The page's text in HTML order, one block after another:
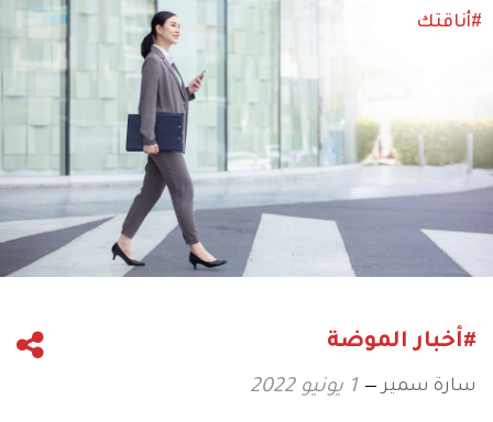
#أناقتك
#أخبار الموضة
سارة سمير 1 يونيو 2022